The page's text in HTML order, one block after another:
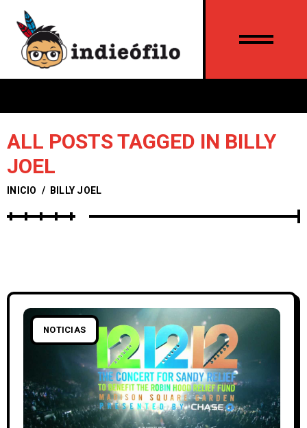
ALL POSTS TAGGED IN BILLY
JOEL
INICIO / BILLY JOEL
NOTICIAS